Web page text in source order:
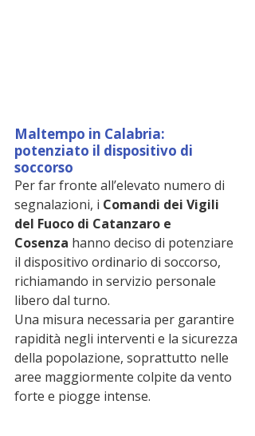
Maltempo in Calabria:
potenziato il dispositivo di
soccorso
Per far fronte all’elevato numero di
segnalazioni, i Comandi dei Vigili
del Fuoco di Catanzaro e
Cosenza hanno deciso di potenziare
il dispositivo ordinario di soccorso,
richiamando in servizio personale
libero dal turno.
Una misura necessaria per garantire
rapidità negli interventi e la sicurezza
della popolazione, soprattutto nelle
aree maggiormente colpite da vento
forte e piogge intense.